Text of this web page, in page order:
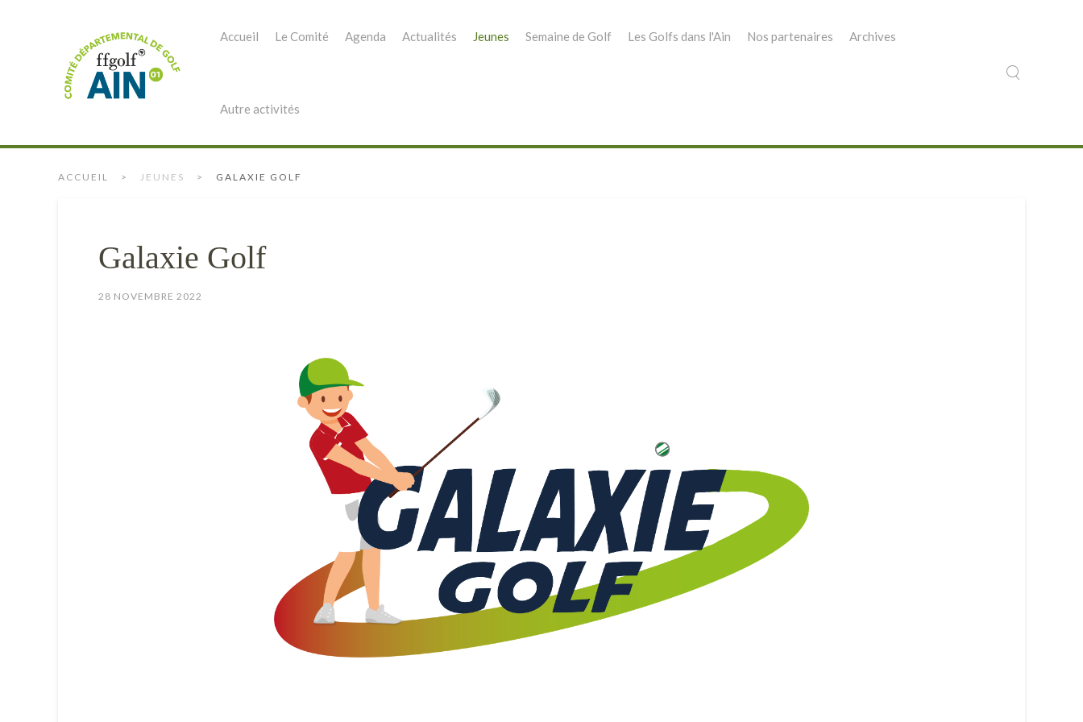
Accueil Le Comité Agenda Actualités Jeunes Semaine de Golf Les Golfs dans l'Ain Nos partenaires Archives
Autre activités
ACCUEIL JEUNES GALAXIE GOLF
Galaxie Golf
28 NOVEMBRE 2022